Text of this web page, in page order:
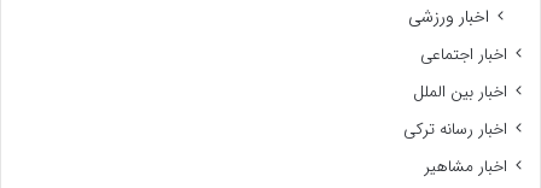
اخبار ورزشی
اخبار اجتماعی
اخبار بین الملل
اخبار رسانه ترکی
اخبار مشاهیر